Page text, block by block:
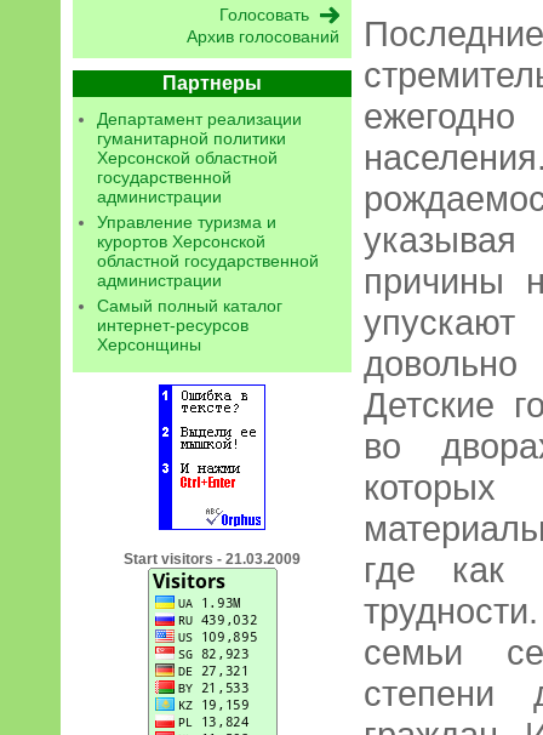
Архив голосований
Партнеры
Департамент реализации
гуманитарной политики
Херсонской областной
государственной
администрации
Управление туризма и
курортов Херсонской
областной государственной
администрации
Самый полный каталог
интернет-ресурсов
Херсонщины
Start visitors - 21.03.2009
причины
Детские
во
где как
семьи
степени